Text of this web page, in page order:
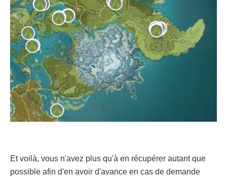
Et voilà, vous n'avez plus qu'à en récupérer autant que
possible afin d'en avoir d'avance en cas de demande